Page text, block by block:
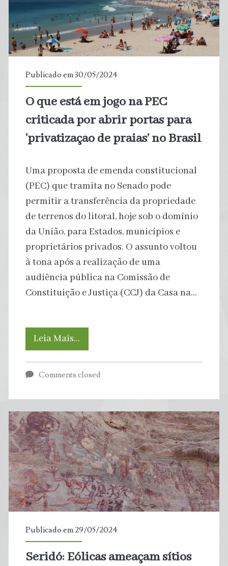
mundo
Publicado em 30/05/2024
O que está em jogo na PEC
criticada por abrir portas para
‘privatização de praias’ no Brasil
Uma proposta de emenda constitucional
(PEC) que tramita no Senado pode
permitir a transferência da propriedade
de terrenos do litoral, hoje sob o domínio
da União, para Estados, municípios e
proprietários privados. O assunto voltou
à tona após a realização de uma
audiência pública na Comissão de
Constituição e Justiça (CCJ) da Casa na…
Leia Mais…
que
jogo
na
PEC
criticada
abrir
Comments closed
Publicado em 29/05/2024
Seridó: Eólicas ameaçam sítios